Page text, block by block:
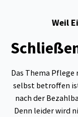
Weil
Das Thema
selbst betroffen
nach der
Denn leider wird